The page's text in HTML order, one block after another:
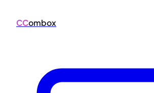
CCombox